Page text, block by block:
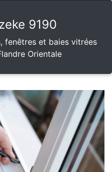
9190
fenêtres et baies vitrées
Orientale